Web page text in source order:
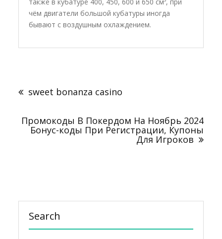
чём двигатели большой кубатуры иногда
бывают с воздушным охлаждением.
navigation
sweet bonanza casino
Промокоды В Покердом На Ноябрь 2024
Бонус-коды При Регистрации, Купоны
Для Игроков
Search